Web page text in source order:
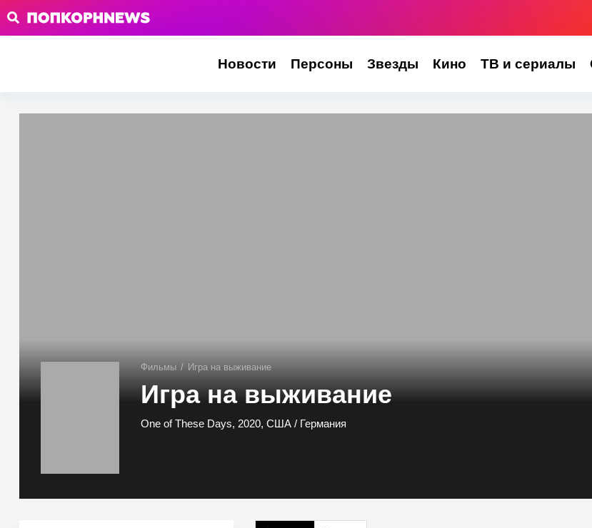
Новости Персоны Звезды Кино ТВ и сериалы
Фильмы / Игра на выживание
Игра на выживание
One of These Days, 2020, США / Германия